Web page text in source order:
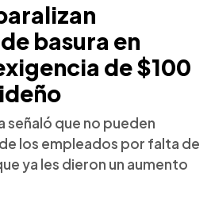
basura en
de $100
señaló que no pueden
los empleados por falta de
ya les dieron un aumento